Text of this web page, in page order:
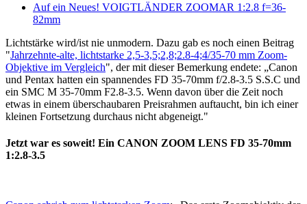
Auf ein Neues! VOIGTLÄNDER ZOOMAR 1:2.8 f=36-
82mm
Lichtstärke wird/ist nie unmodern. Dazu gab es noch einen Beitrag
"Jahrzehnte-alte, lichtstarke 2,5-3,5;2,8;2.8-4;4/35-70 mm Zoom-
Objektive im Vergleich", der mit dieser Bemerkung endete: „Canon
und Pentax hatten ein spannendes FD 35-70mm f/2.8-3.5 S.S.C und
ein SMC M 35-70mm F2.8-3.5. Wenn davon über die Zeit noch
etwas in einem überschaubaren Preisrahmen auftaucht, bin ich einer
kleinen Fortsetzung durchaus nicht abgeneigt."
Jetzt war es soweit! Ein CANON ZOOM LENS FD 35-70mm
1:2.8-3.5